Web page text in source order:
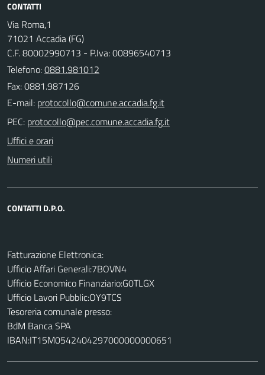
CONTATTI
Via Roma,1
71021 Accadia (FG)
C.F. 80002990713 - P.Iva: 00896540713
Telefono:0881.981012
Fax: 0881.987126
E-mail:
PEC:
Uffici e orari
Numeri utili
CONTATTI D.P.O.
Fatturazione Elettronica:
Ufficio Affari Generali:7BOVN4
Ufficio Economico Finanziario:G0TLGX
Ufficio Lavori Pubblic:OY9TCS
Tesoreria comunale presso:
BdM Banca SPA
IBAN:IT15M0542404297000000000651